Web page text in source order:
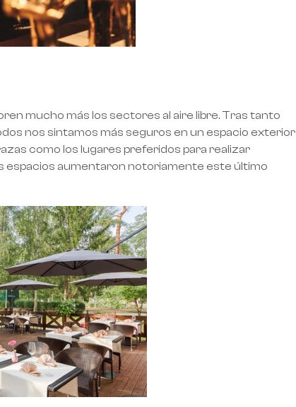
mucho más los sectores al aire libre. Tras tanto
nos sintamos más seguros en un espacio exterior
como los lugares preferidos para realizar
espacios aumentaron notoriamente este último